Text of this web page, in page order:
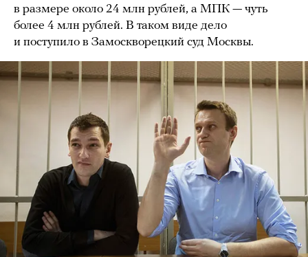
в размере около 24 млн рублей, а МПК — чуть
более 4 млн рублей. В таком виде дело
и поступило в Замоскворецкий суд Москвы.